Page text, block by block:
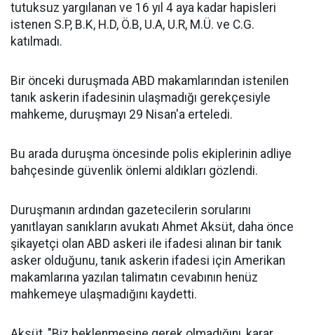
tutuksuz yargılanan ve 16 yıl 4 aya kadar hapisleri
istenen S.P, B.K, H.D, Ö.B, U.A, U.R, M.Ü. ve C.G.
katılmadı.
Bir önceki duruşmada ABD makamlarından istenilen
tanık askerin ifadesinin ulaşmadığı gerekçesiyle
mahkeme, duruşmayı 29 Nisan'a erteledi.
Bu arada duruşma öncesinde polis ekiplerinin adliye
bahçesinde güvenlik önlemi aldıkları gözlendi.
Duruşmanın ardından gazetecilerin sorularını
yanıtlayan sanıkların avukatı Ahmet Aksüt, daha önce
şikayetçi olan ABD askeri ile ifadesi alınan bir tanık
asker olduğunu, tanık askerin ifadesi için Amerikan
makamlarına yazılan talimatın cevabının henüz
mahkemeye ulaşmadığını kaydetti.